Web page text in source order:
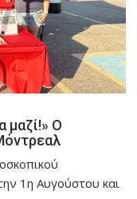
μαζί!» Ο
1η Αυγούστου και